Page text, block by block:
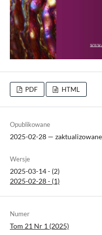
PDF HTML
Opublikowane
2025-02-28 —
Wersje
2025-03-14 - (2)
2025-02-28 - (1)
Numer
Tom 21 Nr 1 (2025)